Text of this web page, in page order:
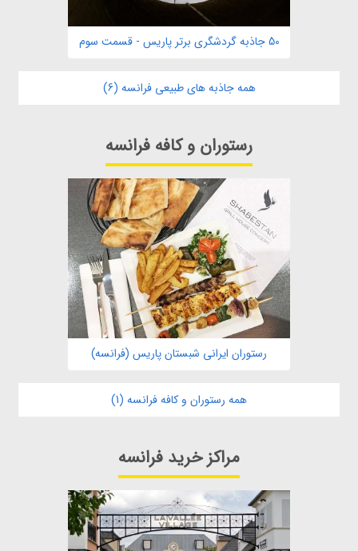
50 جاذبه گردشگری برتر پاریس - قسمت سوم
همه جاذبه های طبیعی فرانسه (6)
رستوران و کافه فرانسه
رستوران ایرانی شبستان پاریس (فرانسه)
همه رستوران و کافه فرانسه (1)
مراکز خرید فرانسه